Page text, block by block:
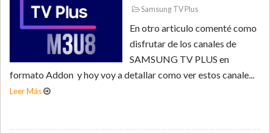
Samsung TV Plus
En otro articulo comenté como
disfrutar de los canales de
SAMSUNG TV PLUS en
formato Addon y hoy voy a detallar como ver estos canale...
Leer Más